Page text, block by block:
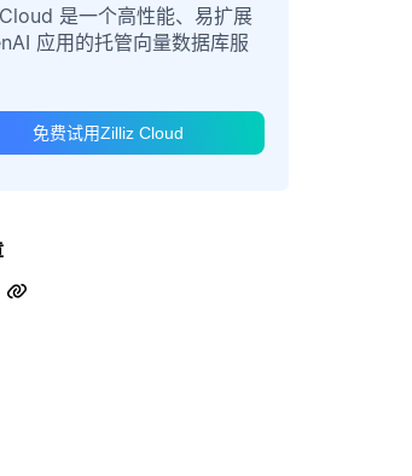
是一个高性能、易扩展
应用的托管向量数据库服
免费试用Zilliz Cloud